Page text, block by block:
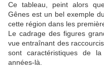
Ce tableau, peint alors
Gênes est un bel exemple
cette région dans les
Le cadrage des figures
vue entraînant des
sont caractéristiques de
années-là.